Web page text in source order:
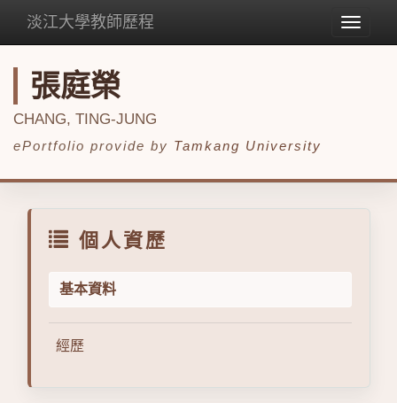
Toggle
淡江大學教師歷程
張庭榮
CHANG, TING-JUNG
ePortfolio provide by Tamkang University
個人資歷
基本資料
經歷